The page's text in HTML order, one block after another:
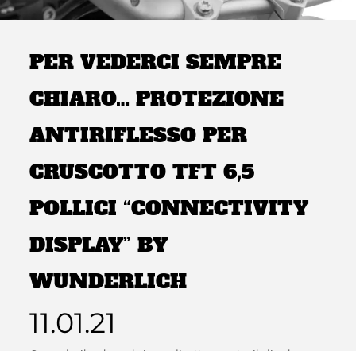
PER VEDERCI SEMPRE
CHIARO… PROTEZIONE
ANTIRIFLESSO PER
CRUSCOTTO TFT 6,5
POLLICI “CONNECTIVITY
DISPLAY” BY
WUNDERLICH
11.01.21